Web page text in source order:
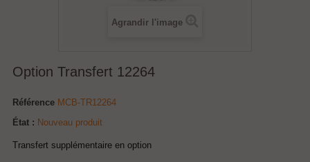
Agrandir l'image
Option Transfert 12264
Référence MCB-TR12264
État : Nouveau produit
Transfert supplémentaire en option